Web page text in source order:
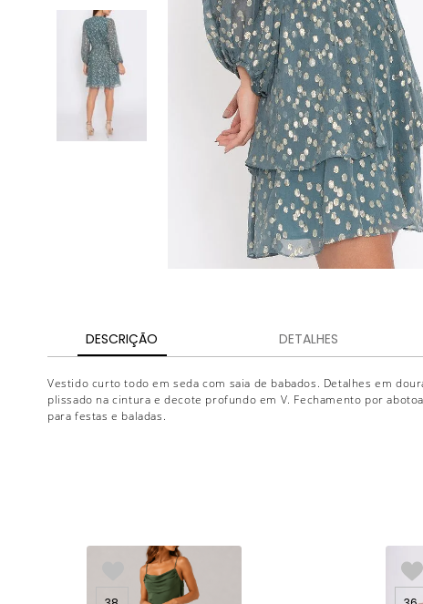
DESCRIÇÃO DETALHES
Vestido curto todo em seda com saia de babados. Detalhes em
plissado na cintura e decote profundo em V. Fechamento por
para festas e baladas.